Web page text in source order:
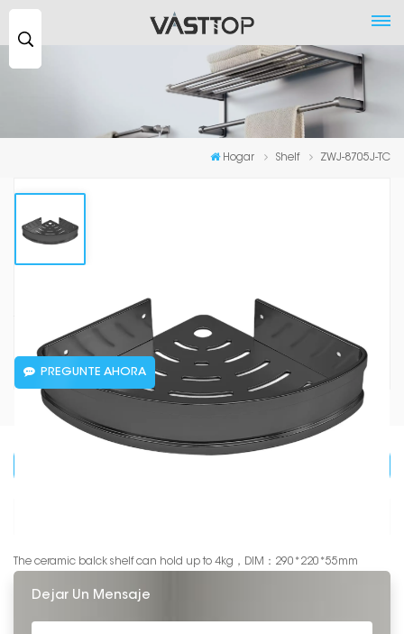
Hogar Shelf ZWJ-8705J-TC
The ceramic balck shelf can hold up to 4kg，DIM：290*220*55mm
PREGUNTE AHORA
The ceramic balck shelf can hold up to 4kg，DIM：290*220*55mm
Dejar Un Mensaje